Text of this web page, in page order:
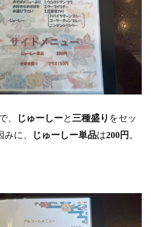
、 じゅーしーと 三種盛り をセッ
に、
じゅーしー単品は200円 。